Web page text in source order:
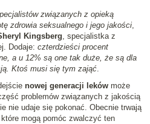
związanych z opieką
zdrowia seksualnego i jego jakości,
Kingsberg, specjalistka z
Dodaje: czterdzieści procent
a u 12% są one tak duże, że są dla
Ktoś musi się tym zająć.
nowej generacji leków może
problemów związanych z jakością
nie udaje się pokonać. Obecnie trwają
mogą pomóc zwalczyć ten